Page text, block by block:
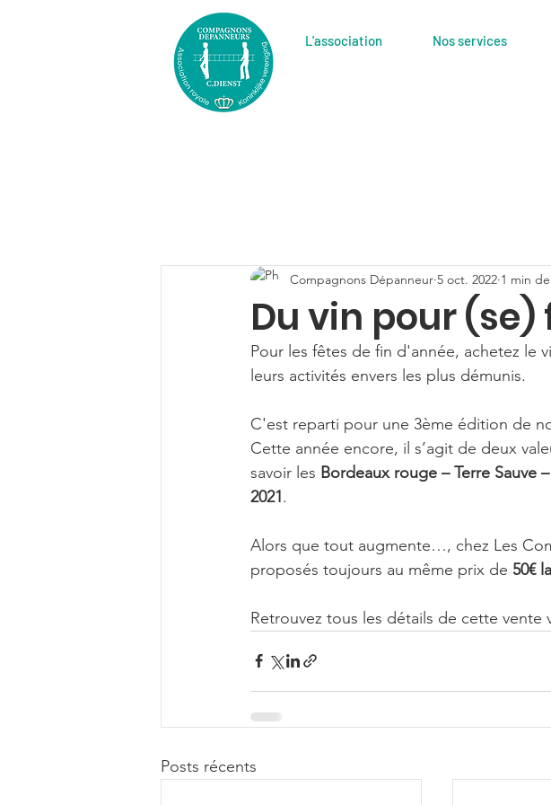
L'association Nos services
Du vin pour
Compagnons Dépanneur 5 oct. 2022 1 min
Pour les fêtes de fin d'année, achetez le
leurs activités envers les plus démunis.
C'est reparti pour une 3ème édition de
Cette année encore, il s’agit de deux
savoir les Bordeaux rouge – Terre Sauve
2021.
Alors que tout augmente…, chez Les
proposés toujours au même prix de 50€
Retrouvez tous les détails de cette vente
Posts récents